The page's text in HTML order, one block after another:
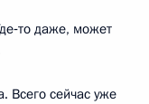
даже, может
Всего сейчас уже